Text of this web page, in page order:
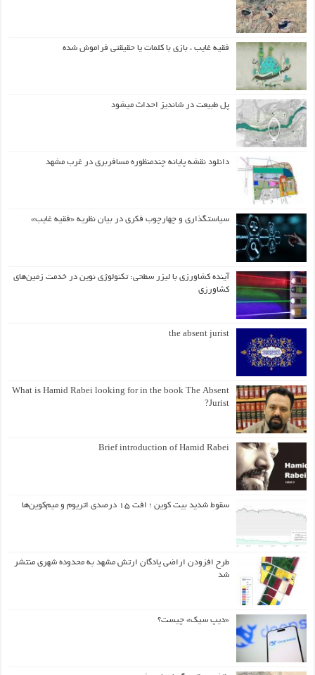
فقیه غایب ، بازی با کلمات یا حقیقتی فراموش شده
پل طبیعت در شاندیز احداث میشود
دانلود نقشه پایانه چندمنظوره مسافربری در غرب مشهد
سیاستگذاری و چهارچوب فکری در بیان نظریه «فقیه غایب»
آینده کشاورزی با لیزر سطحی: تکنولوژی نوین در خدمت زمین‌های
کشاورزی
the absent jurist
What is Hamid Rabei looking for in the book The Absent
Jurist?
Brief introduction of Hamid Rabei
سقوط شدید بیت کوین ؛ افت ۱۵ درصدی اتریوم و میم‌کوین‌ها
طرح افزودن اراضی پادگان ارتش مشهد به محدوده شهری منتشر
شد
«دیپ سیک» چیست؟